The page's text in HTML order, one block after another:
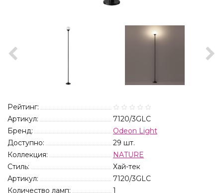
Рейтинг:
Артикул:
7120/3GLC
Бренд:
Odeon Light
Доступно:
29 шт.
Коллекция:
NATURE
Стиль:
Хай-тек
Артикул:
7120/3GLC
Количество ламп:
1